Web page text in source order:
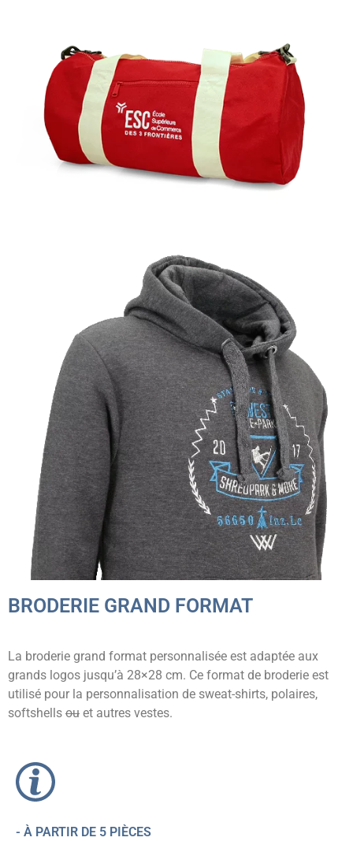
BRODERIE GRAND FORMAT
La broderie grand format personnalisée est adaptée aux
grands logos jusqu’à 28×28 cm. Ce format de broderie est
utilisé pour la personnalisation de sweat-shirts, polaires,
softshells ou et autres vestes.
- À PARTIR DE 5 PIÈCES